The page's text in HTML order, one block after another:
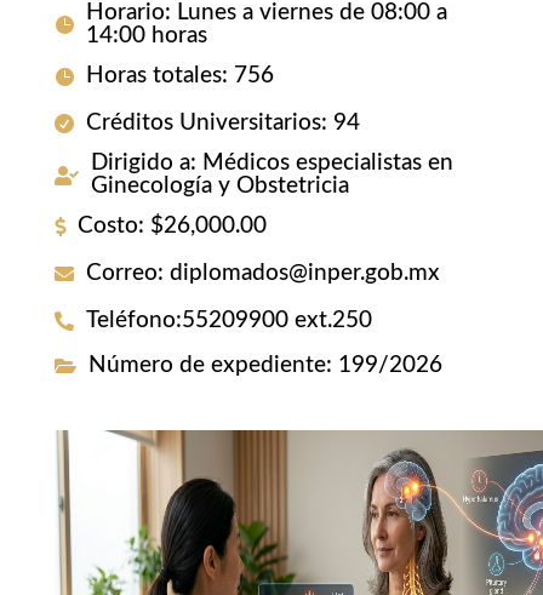
Horario: Lunes a viernes de 08:00 a
14:00 horas
Horas totales: 756
Créditos Universitarios: 94
Dirigido a: Médicos especialistas en
Ginecología y Obstetricia
Costo: $26,000.00
Correo: diplomados@inper.gob.mx
Teléfono:55209900 ext.250
Número de expediente: 199/2026